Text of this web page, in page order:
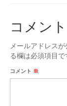
お知ら
コメン
メールアドレス
る欄は必須項目で
コメント ※